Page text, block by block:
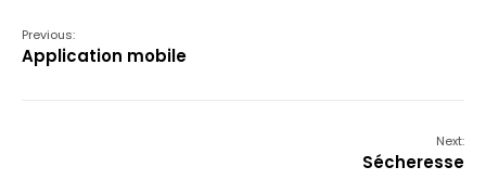
Previous:
Application mobile
Next:
Sécheresse